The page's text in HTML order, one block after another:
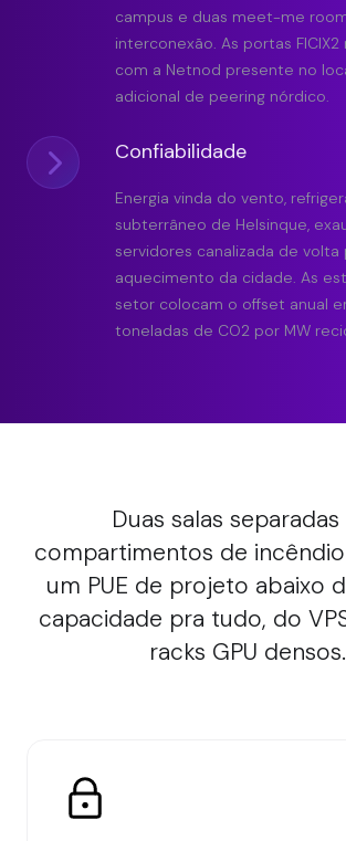
campus e duas meet-me
interconexão. As portas FICIX2
com a Netnod presente no
adicional de peering nórdico.
Confiabilidade
Energia vinda do vento,
subterrâneo de Helsinque,
servidores canalizada de volta
aquecimento da cidade. As
setor colocam o offset anual
toneladas de CO2 por MW
Duas salas
compartimentos de
um PUE de projeto abaixo
capacidade pra tudo, do
racks GPU densos.